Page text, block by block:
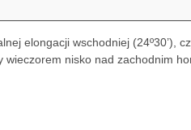
elongacji wschodniej (24º30’),
nisko nad zachodnim